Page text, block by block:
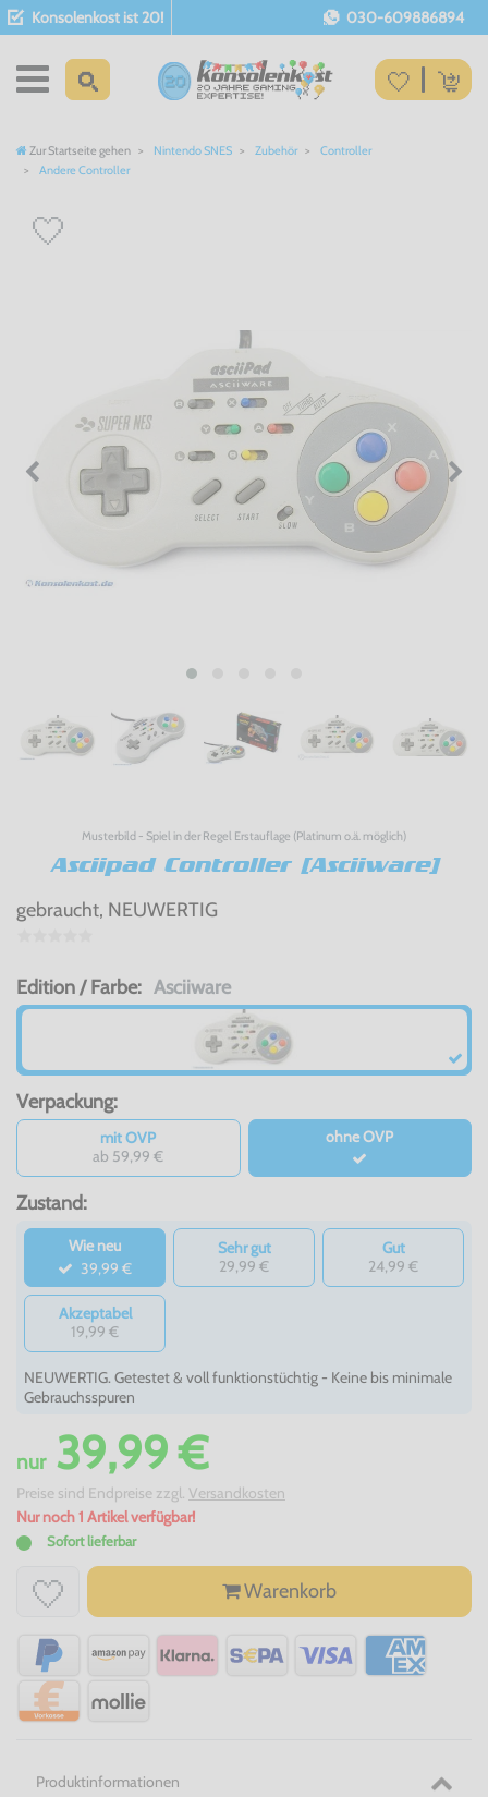
Konsolenkost ist 20! 030-609886894
Zur Startseite gehen Nintendo SNES Zubehör
Controller
Andere Controller
Musterbild - Spiel in der Regel Erstauflage (Platinum o.ä. möglich)
Asciipad Controller [Asciiware]
gebraucht, NEUWERTIG
Edition / Farbe: Asciiware
Verpackung:
mit OVP
ab 59,99 €
ohne OVP
Zustand:
Wie neu
39,99 €
Sehr gut
29,99 €
Gut
24,99 €
Akzeptabel
19,99 €
NEUWERTIG. Getestet & voll funktionstüchtig - Keine bis minimale
Gebrauchsspuren
nur39,99 €
Preise sind Endpreise zzgl. Versandkosten
Nur noch 1 Artikel verfügbar!
Sofort lieferbar
Warenkorb
Produktinformationen